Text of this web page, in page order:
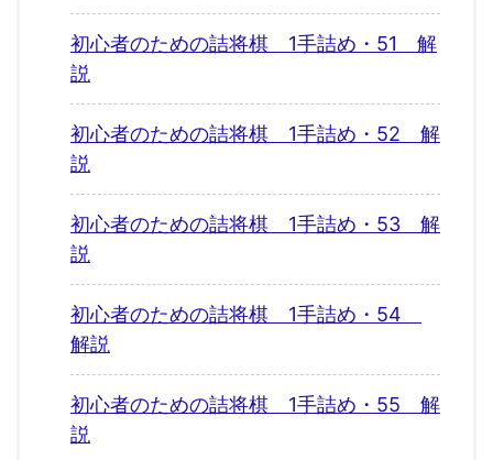
初心者のための詰将棋 1手詰め・51 解
説
初心者のための詰将棋 1手詰め・52 解
説
初心者のための詰将棋 1手詰め・53 解
説
初心者のための詰将棋 1手詰め・54
解説
初心者のための詰将棋 1手詰め・55 解
説